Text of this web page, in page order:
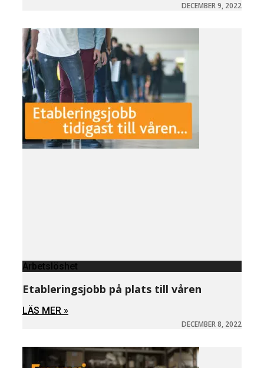
DECEMBER 9, 2022
Arbetslöshet
Etableringsjobb på plats till våren
LÄS MER »
DECEMBER 8, 2022